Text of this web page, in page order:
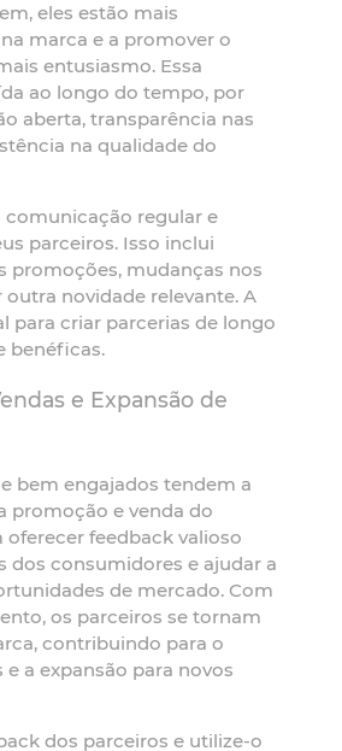
eles estão mais
marca e a promover o
entusiasmo. Essa
ao longo do tempo, por
aberta, transparência nas
na qualidade do
comunicação regular e
parceiros. Isso inclui
promoções, mudanças nos
novidade relevante. A
para criar parcerias de longo
benéficas.
e Expansão de
bem engajados tendem a
promoção e venda do
feedback valioso
dos consumidores e ajudar a
de mercado. Com
os parceiros se tornam
contribuindo para o
a expansão para novos
dos parceiros e utilize-o